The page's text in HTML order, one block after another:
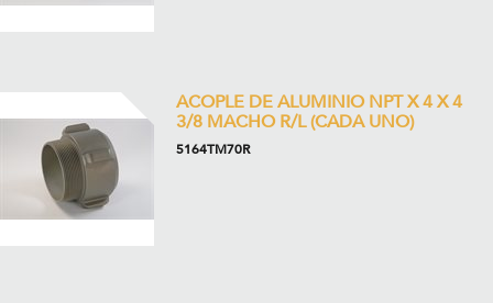
ACOPLE DE ALUMINIO NPT X 4 X 4
3/8 MACHO R/L (CADA UNO)
5164TM70R